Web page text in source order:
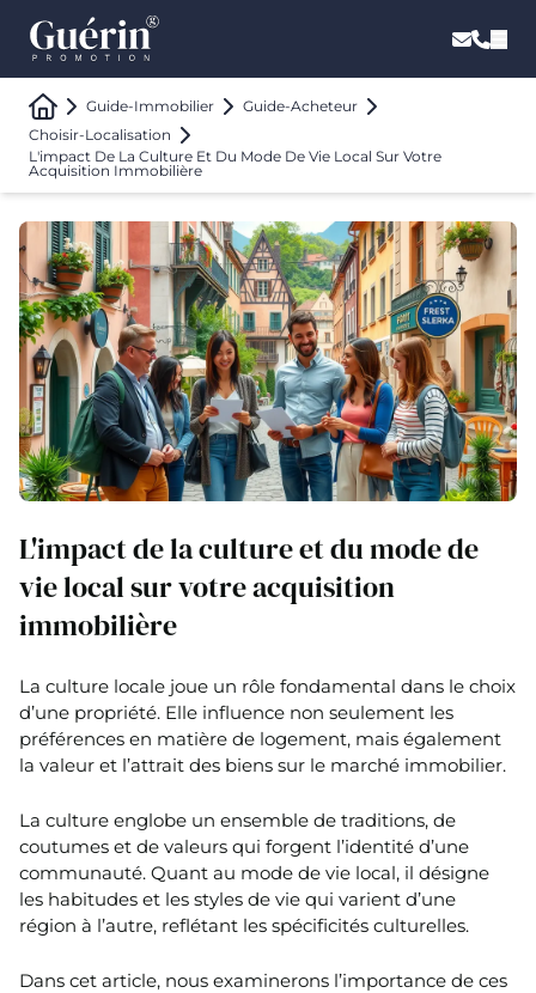
Guide-Immobilier
Guide-Acheteur
Choisir-Localisation
L'impact De La Culture Et Du Mode De Vie Local Sur Votre
Acquisition Immobilière
L'impact de la culture et du mode de
vie local sur votre acquisition
immobilière
La culture locale joue un rôle fondamental dans le choix
d’une propriété. Elle influence non seulement les
préférences en matière de logement, mais également
la valeur et l’attrait des biens sur le marché immobilier.
La culture englobe un ensemble de traditions, de
coutumes et de valeurs qui forgent l’identité d’une
communauté. Quant au mode de vie local, il désigne
les habitudes et les styles de vie qui varient d’une
région à l’autre, reflétant les spécificités culturelles.
Dans cet article, nous examinerons l’importance de ces